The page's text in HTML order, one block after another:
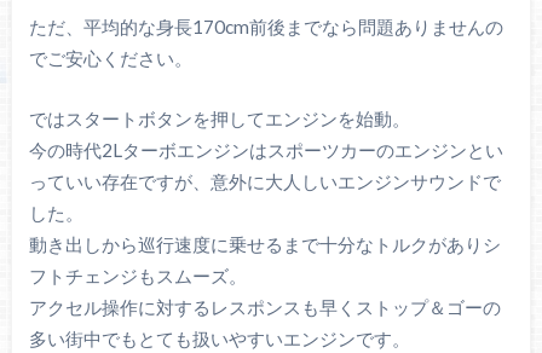
ただ、平均的な身長170cm前後までなら問題ありませんの
でご安心ください。
ではスタートボタンを押してエンジンを始動。
今の時代2Lターボエンジンはスポーツカーのエンジンとい
っていい存在ですが、意外に大人しいエンジンサウンドで
した。
動き出しから巡行速度に乗せるまで十分なトルクがありシ
フトチェンジもスムーズ。
アクセル操作に対するレスポンスも早くストップ＆ゴーの
多い街中でもとても扱いやすいエンジンです。